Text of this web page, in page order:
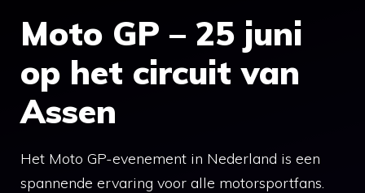
Moto GP – 25 juni
op het circuit van
Assen
Het Moto GP-evenement in Nederland is een
spannende ervaring voor alle motorsportfans.